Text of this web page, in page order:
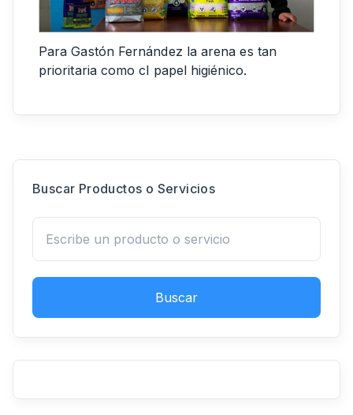
Para Gastón Fernández la arena es tan
prioritaria como cl papel higiénico.
Buscar Productos o Servicios
Buscar